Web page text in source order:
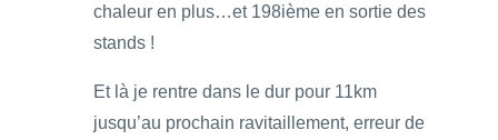
chaleur en plus…et 198ième en sortie des
stands !
Et là je rentre dans le dur pour 11km
jusqu’au prochain ravitaillement, erreur de